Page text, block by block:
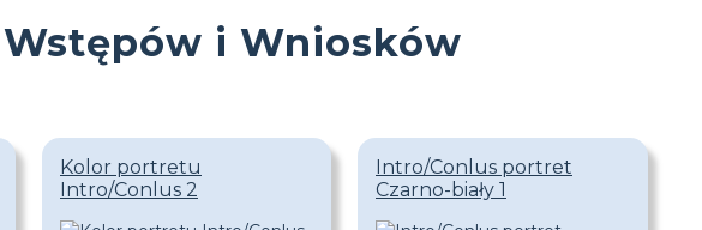
i Wniosków
Kolor portretu
Intro/Conlus 2
Intro/Conlus portret
Czarno-biały 1